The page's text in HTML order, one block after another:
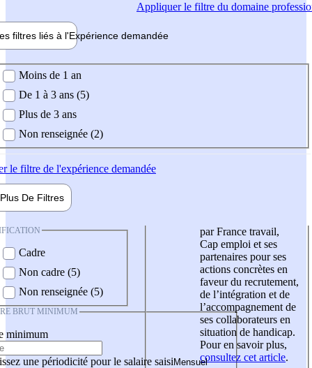
Appliquerle filtre du domaine
filtres liés à l'Expérience demandée
demandée
Moins de 1 an
De 1 à 3 ans (5)
Plus de 3 ans
Non renseignée (2)
le filtre de l'expérience demandée
Plus De Filtres
Cadre
Non cadre (5)
Non renseignée (5)
BRUT MINIMUM
minimum
une périodicité pour le salaire saisi
par France travail,
Cap emploi et ses
partenaires pour ses
actions concrètes en
faveur du recrutement,
de l’intégration et de
l’accompagnement de
ses collaborateurs en
situation de handicap.
Pour en savoir plus,
consultez cet article.